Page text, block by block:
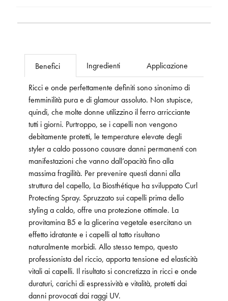
Benefici Ingredienti Applicazione
Ricci e onde perfettamente definiti sono sinonimo di
femminilità pura e di glamour assoluto. Non stupisce,
quindi, che molte donne utilizzino il ferro arricciante
tutti i giorni. Purtroppo, se i capelli non vengono
debitamente protetti, le temperature elevate degli
styler a caldo possono causare danni permanenti con
manifestazioni che vanno dall’opacità fino alla
massima fragilità. Per prevenire questi danni alla
struttura del capello, La Biosthétique ha sviluppato Curl
Protecting Spray. Spruzzato sui capelli prima dello
styling a caldo, offre una protezione ottimale. La
provitamina B5 e la glicerina vegetale esercitano un
effetto idratante e i capelli al tatto risultano
naturalmente morbidi. Allo stesso tempo, questo
professionista del riccio, apporta tensione ed elasticità
vitali ai capelli. Il risultato si concretizza in ricci e onde
duraturi, carichi di espressività e vitalità, protetti dai
danni provocati dai raggi UV.